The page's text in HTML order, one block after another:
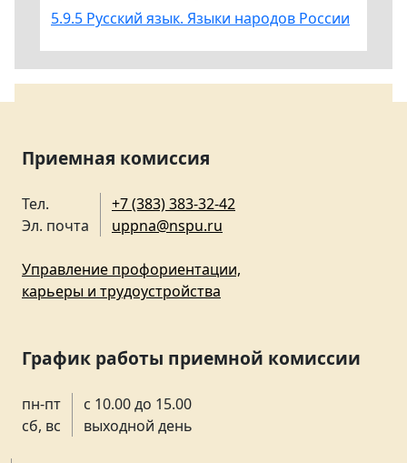
5.9.5 Русский язык. Языки народов России
Приемная комиссия
Тел.
Эл. почта
+7 (383) 383-32-42
uppna@nspu.ru
Управление профориентации,
карьеры и трудоустройства
График работы приемной комиссии
пн-пт
сб, вс
с 10.00 до 15.00
выходной день